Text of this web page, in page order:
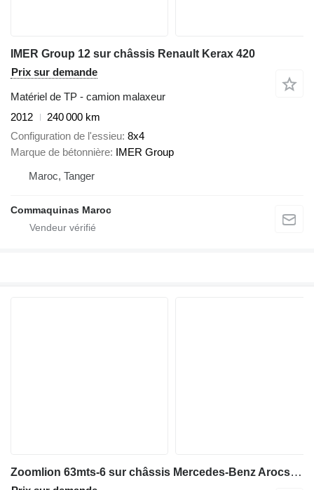
IMER Group 12 sur châssis Renault Kerax 420
Prix sur demande
Matériel de TP - camion malaxeur
2012
240 000 km
Configuration de l'essieu 8x4
Marque de bétonnière IMER Group
Maroc, Tanger
Commaquinas Maroc
Zoomlion 63mts-6 sur châssis Mercedes-Benz Arocs 4143